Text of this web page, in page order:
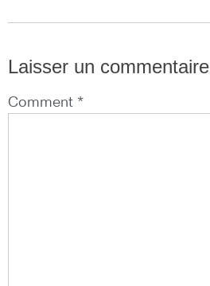
Laisser un commentaire
Comment *